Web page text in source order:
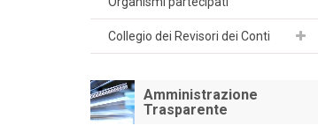
Collegio dei Revisori dei Conti
Amministrazione
Trasparente